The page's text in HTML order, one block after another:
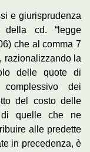
e giurisprudenza
della cd. “legge
che al comma 7
razionalizzando la
delle quote di
dei
del costo delle
di quelle che ne
alle predette
in precedenza, è